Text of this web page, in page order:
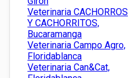
Veterinaria CACHORROS
Y CACHORRITOS,
Bucaramanga
Veterinaria Campo Agro,
Floridablanca
Veterinaria Can&Cat,